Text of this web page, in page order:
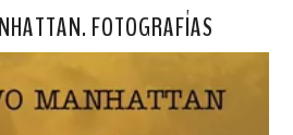
FOTOGRAFÍAS